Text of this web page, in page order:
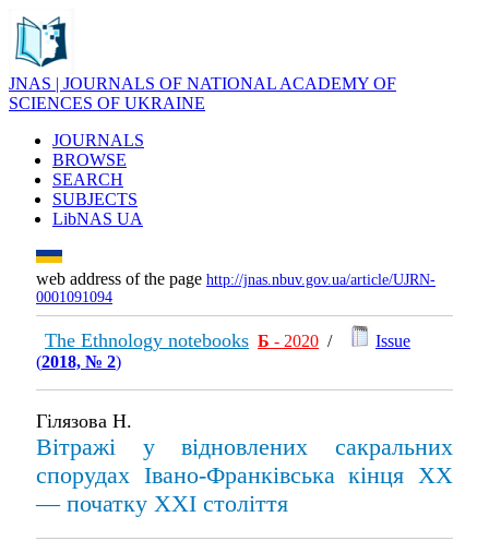
JNAS | JOURNALS OF NATIONAL ACADEMY OF
SCIENCES OF UKRAINE
JOURNALS
BROWSE
SEARCH
SUBJECTS
LibNAS UA
web address of the page http://jnas.nbuv.gov.ua/article/UJRN-
0001091094
The Ethnology notebooks Б - 2020 /
Issue
(2018, № 2)
Гілязова Н.
Вітражі у відновлених сакральних
спорудах Івано-Франківська кінця XX
— початку XXІ століття